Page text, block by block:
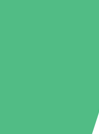
nach Bedarf mit Download-